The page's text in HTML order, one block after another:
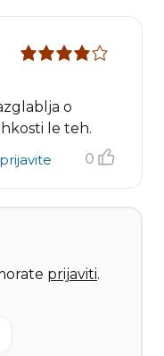
o
le teh.
0
prijaviti.